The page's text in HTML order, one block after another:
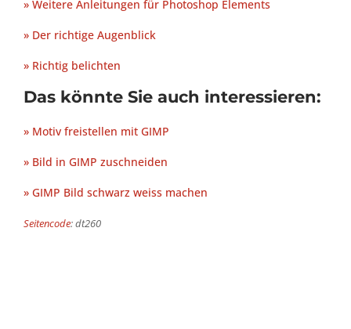
» Weitere Anleitungen für Photoshop Elements
» Der richtige Augenblick
» Richtig belichten
Das könnte Sie auch interessieren:
» Motiv freistellen mit GIMP
» Bild in GIMP zuschneiden
» GIMP Bild schwarz weiss machen
Seitencode: dt260